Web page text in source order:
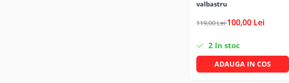
valbastru
119,00 Lei100,00 Lei
2 In stoc
ADAUGA IN COS